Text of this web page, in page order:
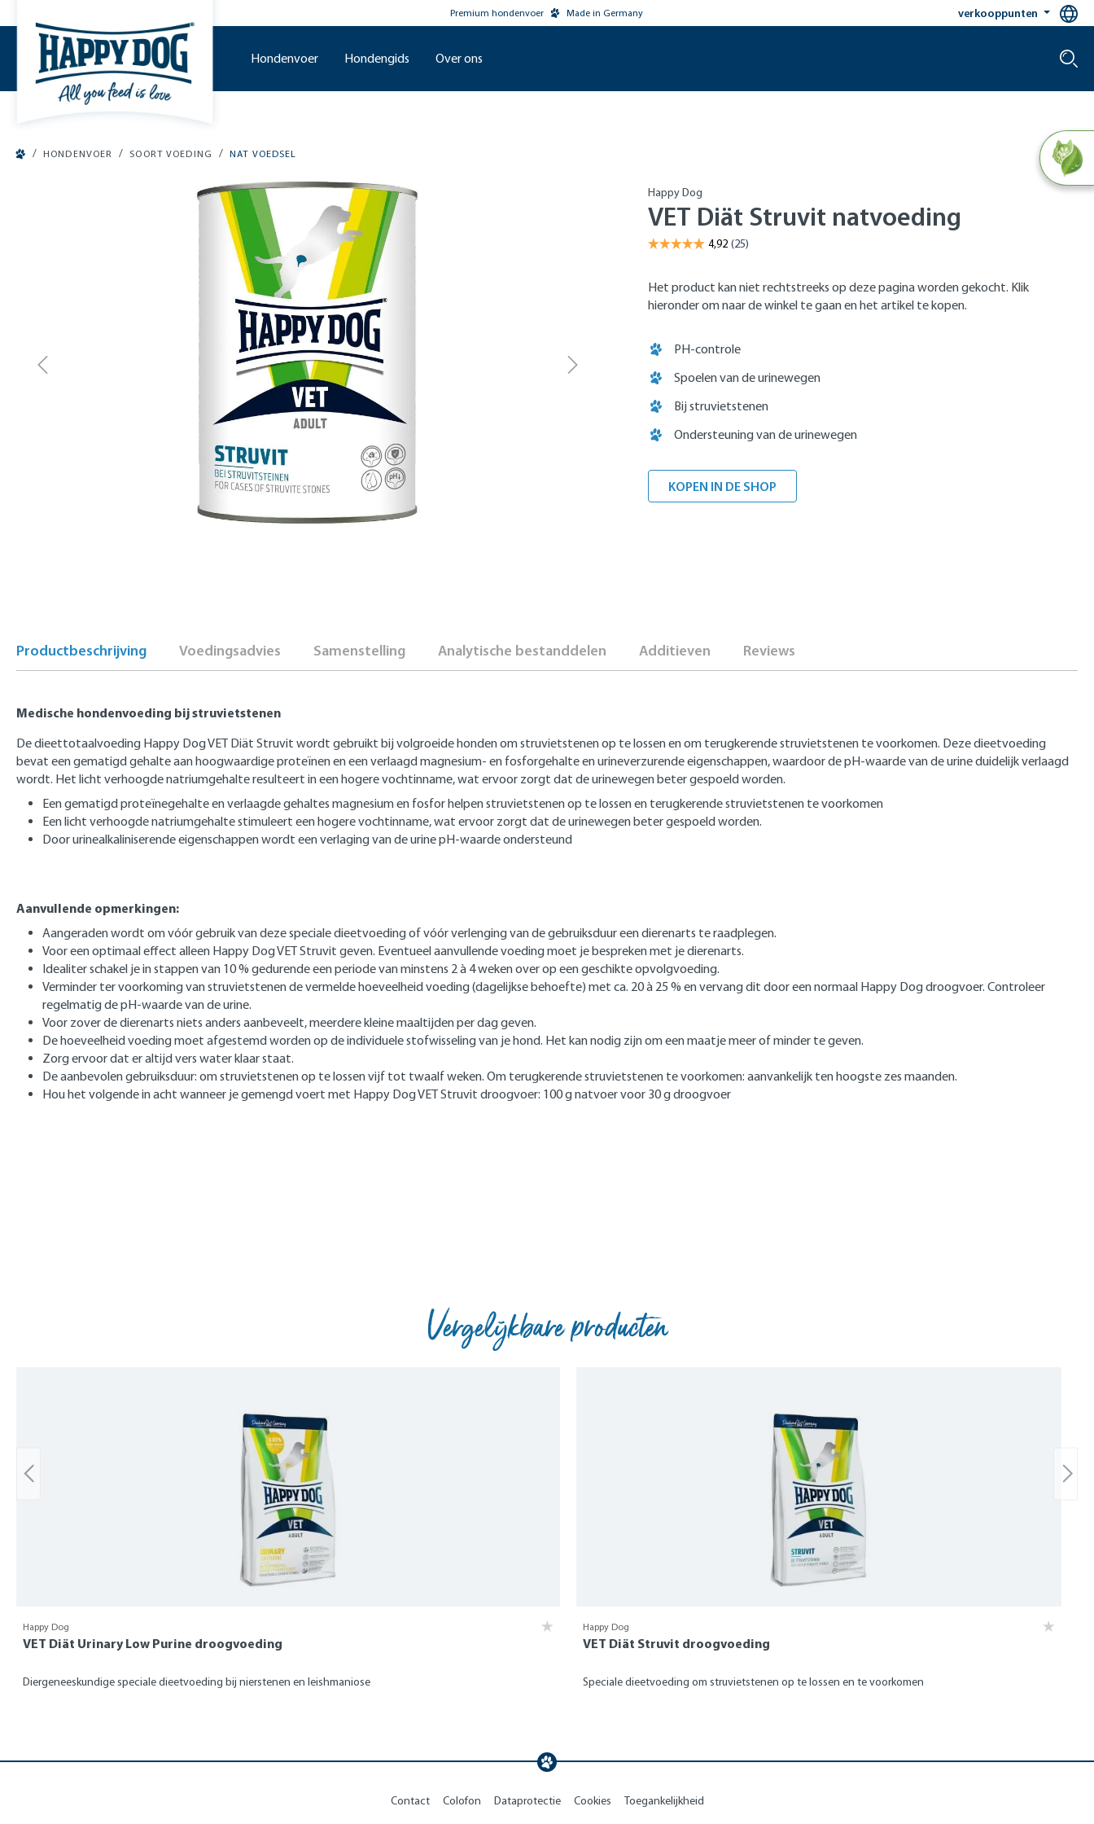
Premium hondenvoer Made in Germany verkooppunten
Hondenvoer Hondengids Over ons
/ HONDENVOER / SOORT VOEDING / NAT VOEDSEL
Happy Dog
VET Diät Struvit natvoeding
Het product kan niet rechtstreeks op deze pagina worden gekocht. Klik
hieronder om naar de winkel te gaan en het artikel te kopen.
PH-controle
Spoelen van de urinewegen
Bij struvietstenen
Ondersteuning van de urinewegen
KOPEN IN DE SHOP
Productbeschrijving Voedingsadvies Samenstelling Analytische bestanddelen Additieven Reviews
Medische hondenvoeding bij struvietstenen
De dieettotaalvoeding Happy Dog VET Diät Struvit wordt gebruikt bij volgroeide honden om struvietstenen op te lossen en om terugkerende struvietstenen te voorkomen. Deze dieetvoeding
bevat een gematigd gehalte aan hoogwaardige proteïnen en een verlaagd magnesium- en fosforgehalte en urineverzurende eigenschappen, waardoor de pH-waarde van de urine duidelijk verlaagd
wordt. Het licht verhoogde natriumgehalte resulteert in een hogere vochtinname, wat ervoor zorgt dat de urinewegen beter gespoeld worden.
Een gematigd proteïnegehalte en verlaagde gehaltes magnesium en fosfor helpen struvietstenen op te lossen en terugkerende struvietstenen te voorkomen
Een licht verhoogde natriumgehalte stimuleert een hogere vochtinname, wat ervoor zorgt dat de urinewegen beter gespoeld worden.
Door urinealkaliniserende eigenschappen wordt een verlaging van de urine pH-waarde ondersteund
Aanvullende opmerkingen:
Aangeraden wordt om vóór gebruik van deze speciale dieetvoeding of vóór verlenging van de gebruiksduur een dierenarts te raadplegen.
Voor een optimaal effect alleen Happy Dog VET Struvit geven. Eventueel aanvullende voeding moet je bespreken met je dierenarts.
Idealiter schakel je in stappen van 10 % gedurende een periode van minstens 2 à 4 weken over op een geschikte opvolgvoeding.
Verminder ter voorkoming van struvietstenen de vermelde hoeveelheid voeding (dagelijkse behoefte) met ca. 20 à 25 % en vervang dit door een normaal Happy Dog droogvoer. Controleer
regelmatig de pH-waarde van de urine.
Voor zover de dierenarts niets anders aanbeveelt, meerdere kleine maaltijden per dag geven.
De hoeveelheid voeding moet afgestemd worden op de individuele stofwisseling van je hond. Het kan nodig zijn om een maatje meer of minder te geven.
Zorg ervoor dat er altijd vers water klaar staat.
De aanbevolen gebruiksduur: om struvietstenen op te lossen vijf tot twaalf weken. Om terugkerende struvietstenen te voorkomen: aanvankelijk ten hoogste zes maanden.
Hou het volgende in acht wanneer je gemengd voert met Happy Dog VET Struvit droogvoer: 100 g natvoer voor 30 g droogvoer
Vergelijkbare producten
Happy Dog
VET Diät Urinary Low Purine droogvoeding
Diergeneeskundige speciale dieetvoeding bij nierstenen en leishmaniose
Happy Dog
VET Diät Struvit droogvoeding
Speciale dieetvoeding om struvietstenen op te lossen en te voorkomen
Contact Colofon Dataprotectie Cookies Toegankelijkheid